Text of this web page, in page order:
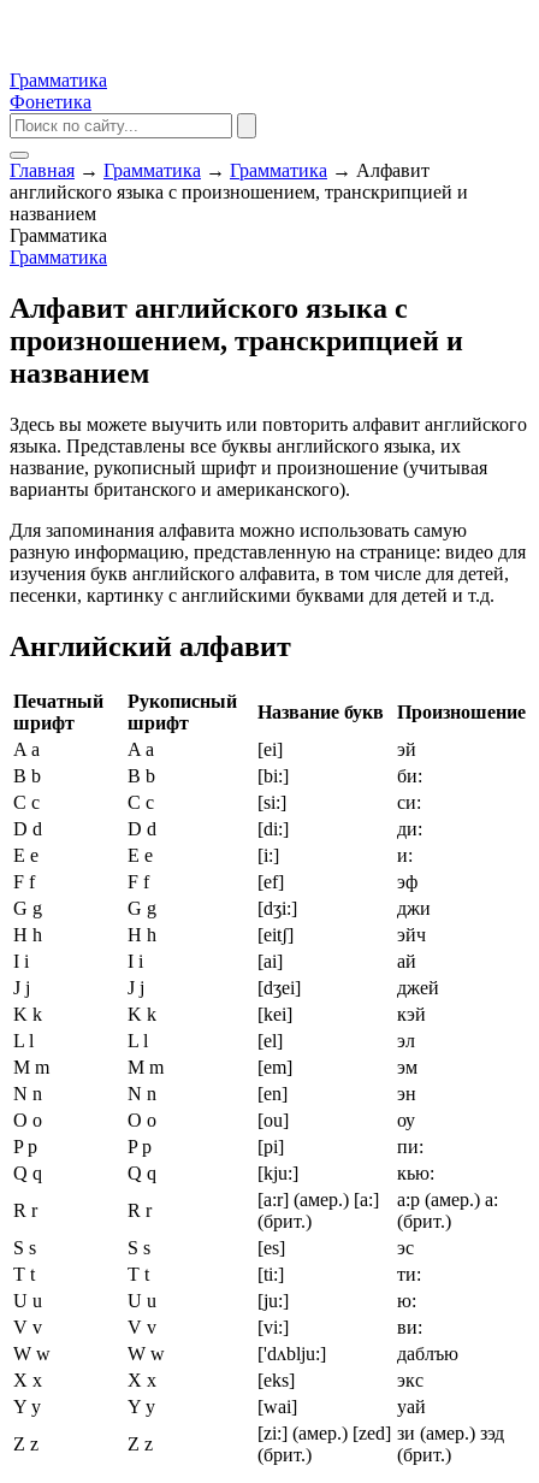
Грамматика
Фонетика
Главная → Грамматика → Грамматика → Алфавит
английского языка с произношением, транскрипцией и
названием
Грамматика
Грамматика
Алфавит английского языка с
произношением, транскрипцией и
названием
Здесь вы можете выучить или повторить алфавит английского
языка. Представлены все буквы английского языка, их
название, рукописный шрифт и произношение (учитывая
варианты британского и американского).
Для запоминания алфавита можно использовать самую
разную информацию, представленную на странице: видео для
изучения букв английского алфавита, в том числе для детей,
песенки, картинку с английскими буквами для детей и т.д.
Английский алфавит
Печатный
шрифт
Рукописный
шрифт
Название букв
Произношение
A a
A a [ei]
эй
B b
B b [bi:]
би:
C c
C c [si:]
си:
D d
D d [di:]
ди:
E e
E e [i:]
и:
F f
F f [ef]
эф
G g
G g [dʒi:]
джи
H h
H h [eitʃ]
эйч
I i
I i [ai]
ай
J j
J j [dʒei]
джей
K k
K k [kei]
кэй
L l
L l [el]
эл
M m
M m [em]
эм
N n
N n [en]
эн
O o
O o [ou]
оу
P p
P p [pi]
пи:
Q q
Q q [kju:]
кью:
R r
R r
[a:r] (амер.) [a:]
(брит.)
а:р (амер.) a:
(брит.)
S s
S s [es]
эс
T t
T t [ti:]
ти:
U u
U u [ju:]
ю:
V v
V v [vi:]
ви:
W w
W w ['dʌblju:]
даблъю
X x
X x [eks]
экс
Y y
Y y [wai]
уай
Z z
Z z
[zi:] (амер.) [zed]
(брит.)
зи (амер.) зэд
(брит.)